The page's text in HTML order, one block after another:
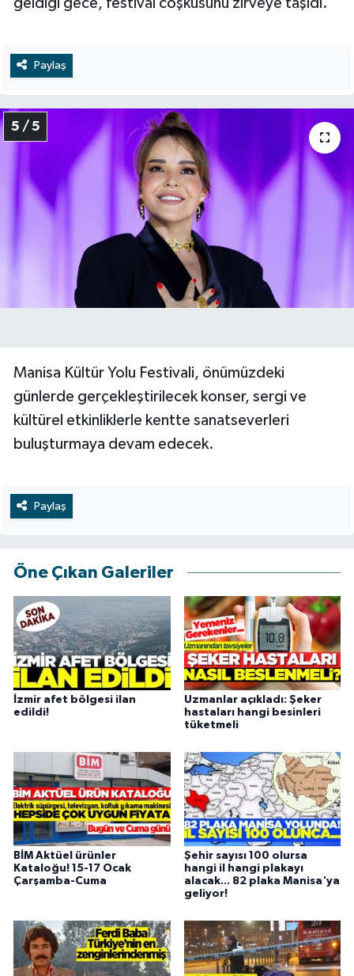
geldiği gece, festival coşkusunu zirveye taşıdı.
Paylaş
5 / 5
Manisa Kültür Yolu Festivali, önümüzdeki
günlerde gerçekleştirilecek konser, sergi ve
kültürel etkinliklerle kentte sanatseverleri
buluşturmaya devam edecek.
Paylaş
Öne Çıkan Galeriler
İzmir afet bölgesi ilan
edildi!
Uzmanlar açıkladı: Şeker
hastaları hangi besinleri
tüketmeli
BİM Aktüel ürünler
Kataloğu! 15-17 Ocak
Çarşamba-Cuma
Şehir sayısı 100 olursa
hangi il hangi plakayı
alacak... 82 plaka Manisa'ya
geliyor!